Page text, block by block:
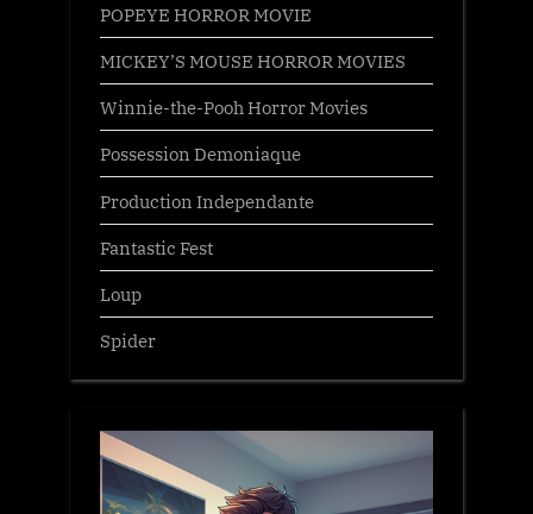
POPEYE HORROR MOVIE
MICKEY’S MOUSE HORROR MOVIES
Winnie-the-Pooh Horror Movies
Possession Demoniaque
Production Independante
Fantastic Fest
Loup
Spider